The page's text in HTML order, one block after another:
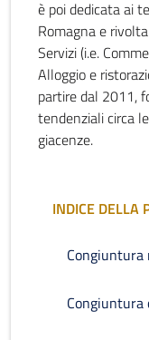
è poi dedicata ai
Romagna e
Servizi (i.e.
Alloggio e
partire dal 2011,
tendenziali circa
giacenze.
INDICE DELLA
Congiuntura